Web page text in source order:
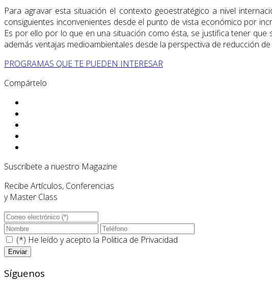
Para agravar esta situación el contexto geoestratégico a nivel
consiguientes inconvenientes desde el punto de vista económico por
Es por ello por lo que en una situación como ésta, se justifica tener
además ventajas medioambientales desde la perspectiva de reducción
PROGRAMAS QUE TE PUEDEN INTERESAR
Compártelo
Suscríbete a nuestro Magazine
Recibe Artículos, Conferencias
y Master Class
(*) He leído y acepto la Politica de Privacidad
Síguenos